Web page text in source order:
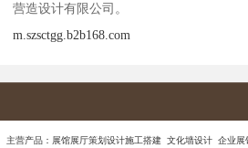
营造设计有限公司。
m.szsctgg.b2b168.com
主营产品：展馆展厅策划设计施工搭建 文化墙设计 企业